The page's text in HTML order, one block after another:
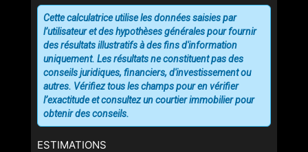
ESTIMATIONS
Cette calculatrice utilise les données saisies par
l’utilisateur et des hypothèses générales pour fournir
des résultats illustratifs à des fins d'information
uniquement. Les résultats ne constituent pas des
conseils juridiques, financiers, d'investissement ou
autres. Vérifiez tous les champs pour en vérifier
l’exactitude et consultez un courtier immobilier pour
obtenir des conseils.